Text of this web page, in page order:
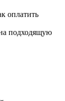
оплатить
подходящую